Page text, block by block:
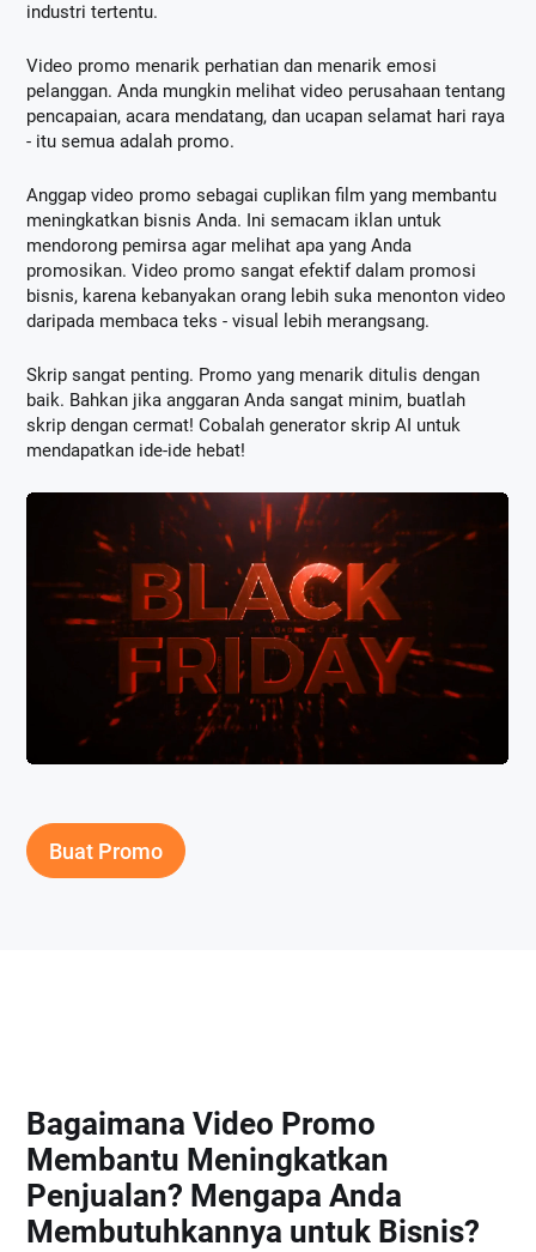
industri tertentu.
Video promo menarik perhatian dan menarik emosi
pelanggan. Anda mungkin melihat video perusahaan tentang
pencapaian, acara mendatang, dan ucapan selamat hari raya
- itu semua adalah promo.
Anggap video promo sebagai cuplikan film yang membantu
meningkatkan bisnis Anda. Ini semacam iklan untuk
mendorong pemirsa agar melihat apa yang Anda
promosikan. Video promo sangat efektif dalam promosi
bisnis, karena kebanyakan orang lebih suka menonton video
daripada membaca teks - visual lebih merangsang.
Skrip sangat penting. Promo yang menarik ditulis dengan
baik. Bahkan jika anggaran Anda sangat minim, buatlah
skrip dengan cermat! Cobalah generator skrip AI untuk
mendapatkan ide-ide hebat!
Buat Promo
Bagaimana Video Promo
Membantu Meningkatkan
Penjualan? Mengapa Anda
Membutuhkannya untuk Bisnis?